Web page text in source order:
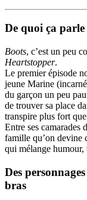
De quoi ça parle
Boots, c’est un peu
Heartstopper.
Le premier épisode
jeune Marine
du garçon un peu
de trouver sa place
transpire plus fort
Entre ses camarades
famille qu’on devine
qui mélange humour,
Des
bras